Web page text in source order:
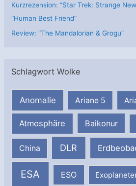
Kurzrezension: “Star Trek: Strange
“Human Best Friend”
Review: “The Mandalorian & Grogu”
Schlagwort Wolke
Anomalie Ariane 5
Atmosphäre Baikonur
China DLR
ESA ESO